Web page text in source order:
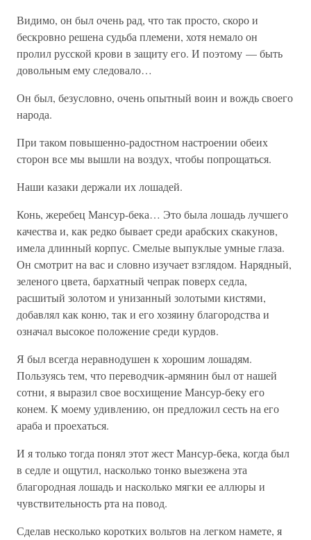
Видимо, он был очень рад, что так просто, скоро и
бескровно решена судьба племени, хотя немало он
пролил русской крови в защиту его. И поэтому — быть
довольным ему следовало…
Он был, безусловно, очень опытный воин и вождь своего
народа.
При таком повышенно-радостном настроении обеих
сторон все мы вышли на воздух, чтобы попрощаться.
Наши казаки держали их лошадей.
Конь, жеребец Мансур-бека… Это была лошадь лучшего
качества и, как редко бывает среди арабских скакунов,
имела длинный корпус. Смелые выпуклые умные глаза.
Он смотрит на вас и словно изучает взглядом. Нарядный,
зеленого цвета, бархатный чепрак поверх седла,
расшитый золотом и унизанный золотыми кистями,
добавлял как коню, так и его хозяину благородства и
означал высокое положение среди курдов.
Я был всегда неравнодушен к хорошим лошадям.
Пользуясь тем, что переводчик-армянин был от нашей
сотни, я выразил свое восхищение Мансур-беку его
конем. К моему удивлению, он предложил сесть на его
араба и проехаться.
И я только тогда понял этот жест Мансур-бека, когда был
в седле и ощутил, насколько тонко выезжена эта
благородная лошадь и насколько мягки ее аллюры и
чувствительность рта на повод.
Сделав несколько коротких вольтов на легком намете, я